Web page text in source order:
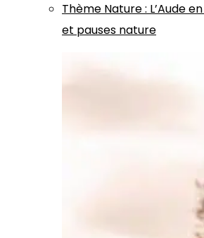
Thème Nature: L’Aude
et pauses nature